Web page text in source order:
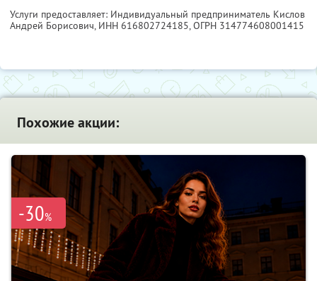
Услуги предоставляет: Индивидуальный предприниматель Кислов
Андрей Борисович, ИНН 616802724185, ОГРН 314774608001415
Похожие акции:
-30%